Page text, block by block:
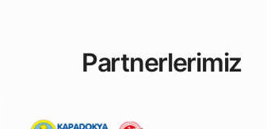
Partnerlerimiz